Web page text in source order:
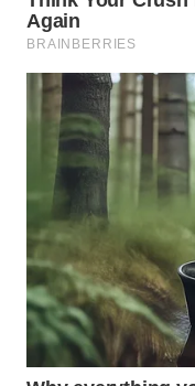
WN
KUNINGAN
WN
MAJALENGKA
WN
SUBANG
WN
SUKABUMI
WN